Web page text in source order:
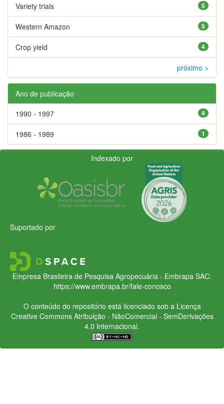
5
Variety trials
5
Western Amazon
4
Crop yield
próximo >
Ano de publicação
4
1990 - 1997
1
1986 - 1989
Indexado por
Suportado por
Empresa Brasileira de Pesquisa Agropecuária - Embrapa SAC:
https://www.embrapa.br/fale-conosco
O conteúdo do repositório está licenciado sob a Licença
Creative CommonsAtribuição - NãoComercial - SemDerivações
4.0 Internacional.